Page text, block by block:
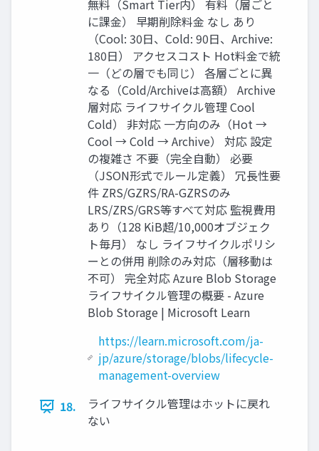
無料（Smart Tier内） 有料（層ごと
に課金） 早期削除料金 なし あり
（Cool: 30日、Cold: 90日、Archive:
180日） アクセスコスト Hot料金で統
一（どの層でも同じ） 各層ごとに異
なる（Cold/Archiveは高額） Archive
層対応 ライフサイクル管理 Cool
Cold） 非対応 一方向のみ（Hot →
Cool → Cold → Archive） 対応 設定
の複雑さ 不要（完全自動） 必要
（JSON形式でルール定義） 冗長性要
件 ZRS/GZRS/RA-GZRSのみ
LRS/ZRS/GRS等すべて対応 監視費用
あり（128 KiB超/10,000オブジェク
ト毎月） なし ライフサイクルポリシ
ーとの併用 削除のみ対応（層移動は
不可） 完全対応 Azure Blob Storage
ライフサイクル管理の概要 - Azure
Blob Storage | Microsoft Learn
https://learn.microsoft.com/ja-
jp/azure/storage/blobs/lifecycle-
management-overview
18.
ライフサイクル管理はホットに戻れ
ない